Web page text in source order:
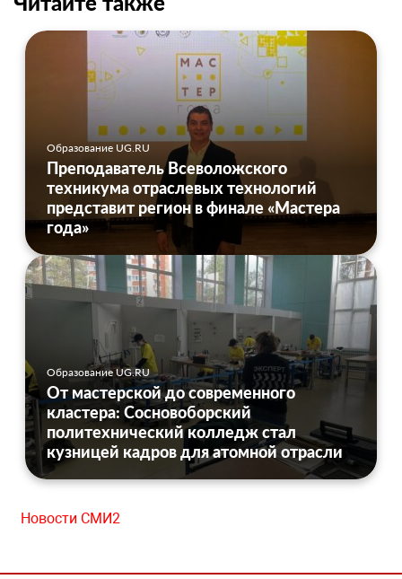
Образование UG.RU
Преподаватель Всеволожского
техникума отраслевых технологий
представит регион в финале «Мастера
года»
Образование UG.RU
От мастерской до современного
кластера: Сосновоборский
политехнический колледж стал
кузницей кадров для атомной отрасли
Новости СМИ2